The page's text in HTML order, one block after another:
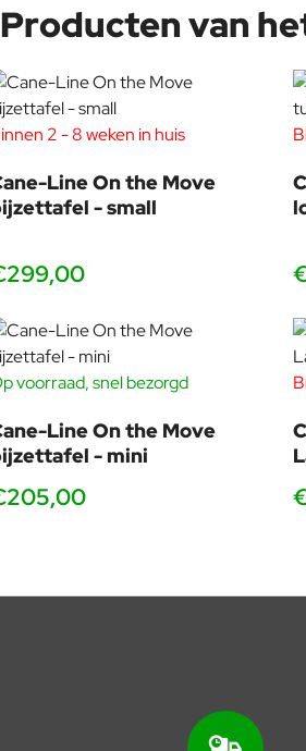
Producten van
2 - 8 weken in huis
Line On the Move
- small
voorraad, snel bezorgd
Line On the Move
- mini